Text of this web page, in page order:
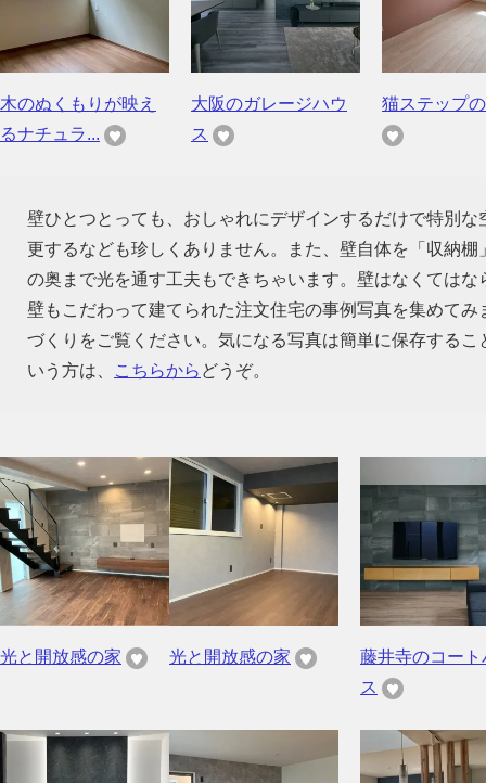
木のぬくもりが映え
るナチュラ...
大阪のガレージハウ
ス
猫ステップ
壁ひとつとっても、おしゃれにデザインするだけで特別
更するなども珍しくありません。また、壁自体を「収納
の奥まで光を通す工夫もできちゃいます。壁はなくては
壁もこだわって建てられた注文住宅の事例写真を集めて
づくりをご覧ください。気になる写真は簡単に保存する
いう方は、
こちらから どうぞ。
光と開放感の家 光と開放感の家
藤井寺のコート
ス